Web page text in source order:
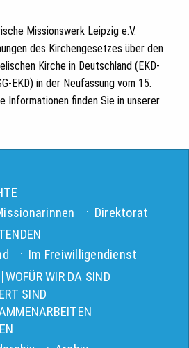
Missionswerk Leipzig e.V.
des Kirchengesetzes über den
Kirche in Deutschland (EKD-
EKD) in der Neufassung vom 15.
Informationen finden Sie in unserer
Direktorat
Im Freiwilligendienst
WOFÜR WIR DA SIND
SIND